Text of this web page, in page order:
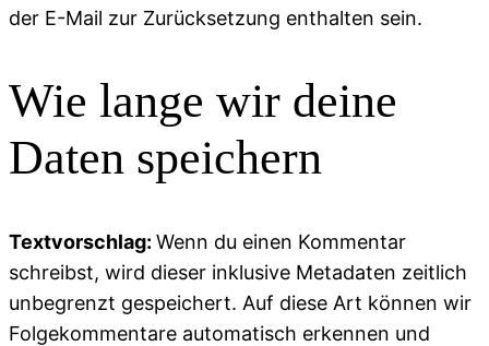
der E-Mail zur Zurücksetzung enthalten sein.
Wie lange wir deine
Daten speichern
Textvorschlag: Wenn du einen Kommentar
schreibst, wird dieser inklusive Metadaten zeitlich
unbegrenzt gespeichert. Auf diese Art können wir
Folgekommentare automatisch erkennen und